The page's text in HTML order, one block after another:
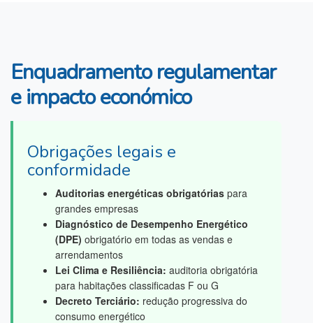
Enquadramento regulamentar
e impacto económico
Obrigações legais e
conformidade
Auditorias energéticas obrigatórias para
grandes empresas
Diagnóstico de Desempenho Energético
(DPE) obrigatório em todas as vendas e
arrendamentos
Lei Clima e Resiliência: auditoria obrigatória
para habitações classificadas F ou G
Decreto Terciário: redução progressiva do
consumo energético